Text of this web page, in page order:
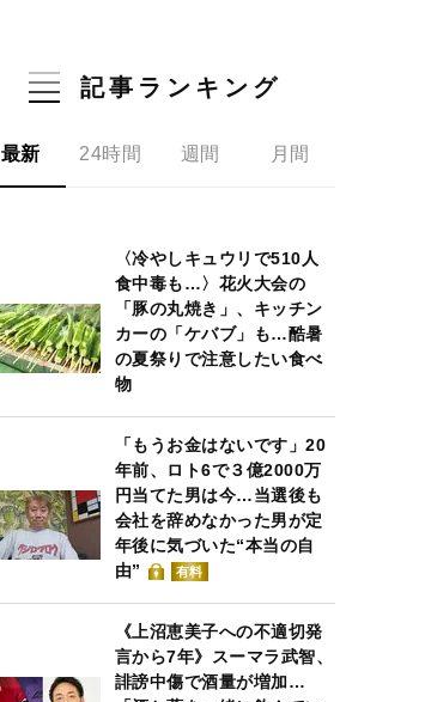
記事ランキング
最新 24時間 週間 月間
〈冷やしキュウリで510人
食中毒も…〉花火大会の
「豚の丸焼き」、キッチン
カーの「ケバブ」も…酷暑
の夏祭りで注意したい食べ
物
「もうお金はないです」20
年前、ロト6で３億2000万
円当てた男は今…当選後も
会社を辞めなかった男が定
年後に気づいた“本当の自
由”
有料
《上沼恵美子への不適切発
言から7年》スーマラ武智、
誹謗中傷で酒量が増加…